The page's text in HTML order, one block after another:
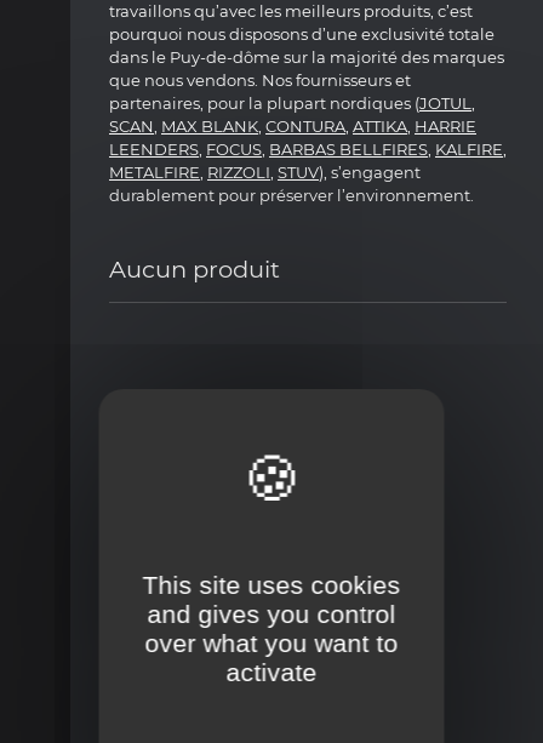
travaillons qu’avec les meilleurs produits, c’est
pourquoi nous disposons d’une exclusivité totale
dans le Puy-de-dôme sur la majorité des marques
que nous vendons. Nos fournisseurs et
partenaires, pour la plupart nordiques (JOTUL
SCAN MAX BLANK CONTURA ATTIKA HARRIE
LEENDERS FOCUS BARBAS BELLFIRES KALFIRE
METALFIRE RIZZOLI STUV), s’engagent
durablement pour préserver l’environnement.
Aucun produit
This site uses cookies
and gives you control
over what you want to
activate